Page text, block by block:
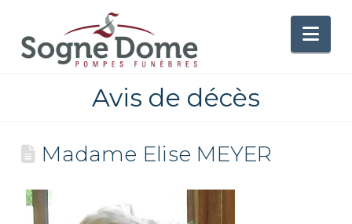
Avis de décès
Madame Elise MEYER